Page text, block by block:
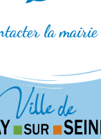
la mairie